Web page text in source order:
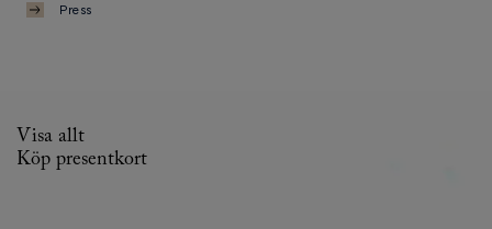
Press
Visa allt
Köp presentkort